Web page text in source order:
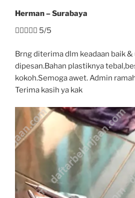
Herman – Surabaya
 5/5
Brng diterima dlm keadaan baik
dipesan.Bahan plastiknya
kokoh.Semoga awet. Admin
Terima kasih ya kak